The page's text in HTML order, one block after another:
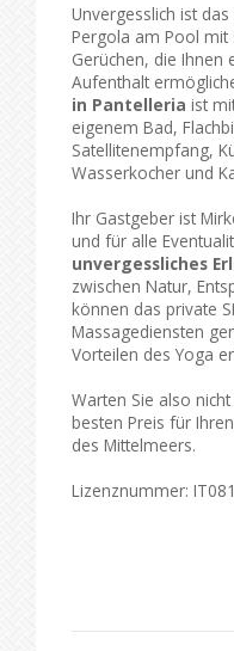
Unvergesslich ist
Pergola am Pool mit
Gerüchen, die Ihnen
Aufenthalt
in Pantelleria ist
eigenem Bad,
Satellitenempfang,
Wasserkocher und
Ihr Gastgeber ist
und für alle
unvergessliches
zwischen Natur,
können das private
Massagediensten
Vorteilen des Yoga
Warten Sie also
besten Preis für
des Mittelmeers.
Lizenznummer: